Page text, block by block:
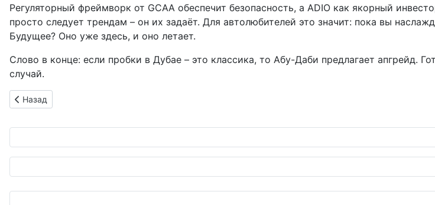
Регуляторный фреймворк от GCAA обеспечит безопасность, а ADIO как якорный
просто следует трендам – он их задаёт. Для автолюбителей это значит: пока вы
Будущее? Оно уже здесь, и оно летает.
Слово в конце: если пробки в Дубае – это классика, то Абу-Даби предлагает апгрейд.
случай.
Предыдущий: Митсуи Дайрект: Восемь лет звёздного сервиса, или как японцы страхует вашу "Тойоту"
Назад